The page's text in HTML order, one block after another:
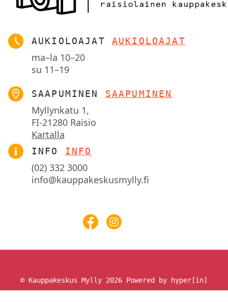
AUKIOLOAJAT AUKIOLOAJAT
ma–la 10–20
su 11–19
SAAPUMINEN SAAPUMINEN
Myllynkatu 1,
FI-21280 Raisio
Kartalla
INFO INFO
(02) 332 3000
info@kauppakeskusmylly.fi
© Kauppakeskus Mylly 2026 Powered by hyper[in]